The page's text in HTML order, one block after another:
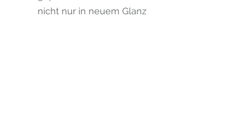
nicht nur in neuem Glanz